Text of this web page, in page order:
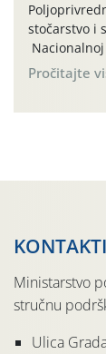
stočarstvo i
skupne
prerade
Pročitajte
Ministarstvo
stručnu
Ulica